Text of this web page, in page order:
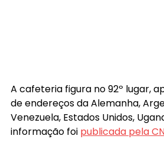
A cafeteria figura no 92º lugar,
de endereços da Alemanha,
Venezuela, Estados Unidos,
informação foi publicada pela